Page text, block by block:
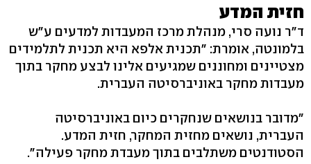
חזית המדע
ד"ר נועה סרי, מנהלת מרכז המעבדות למדעים ע"ש
בלמונטה, אומרת: "תכנית אלפא היא תכנית לתלמידים
מצטיינים ומחוננים שמגיעים אלינו לבצע מחקר בתוך
מעבדות מחקר באוניברסיטה העברית.
"מדובר בנושאים שנחקרים כיום באוניברסיטה
העברית, נושאים מחזית המחקר, חזית המדע.
הסטודנטים משתלבים בתוך מעבדת מחקר פעילה".